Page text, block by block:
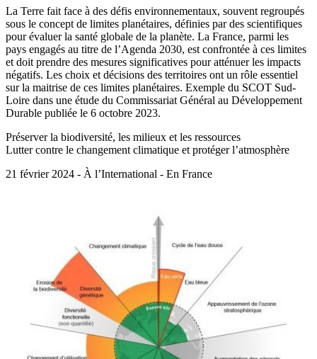
La Terre fait face à des défis environnementaux, souvent regroupés
sous le concept de limites planétaires, définies par des scientifiques
pour évaluer la santé globale de la planète. La France, parmi les
pays engagés au titre de l’Agenda 2030, est confrontée à ces limites
et doit prendre des mesures significatives pour atténuer les impacts
négatifs. Les choix et décisions des territoires ont un rôle essentiel
sur la maitrise de ces limites planétaires. Exemple du SCOT Sud-
Loire dans une étude du Commissariat Général au Développement
Durable publiée le 6 octobre 2023.
Préserver la biodiversité, les milieux et les ressources
Lutter contre le changement climatique et protéger l’atmosphère
21 février 2024 - À l’International - En France